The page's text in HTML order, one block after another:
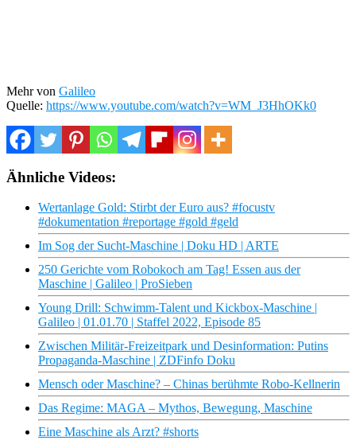
Mehr von Galileo
Quelle: https://www.youtube.com/watch?v=WM_J3HhOKk0
Ähnliche Videos:
Wertanlage Gold: Stirbt der Euro aus? #focustv
#dokumentation #reportage #gold #geld
Im Sog der Sucht-Maschine | Doku HD | ARTE
250 Gerichte vom Robokoch am Tag! Essen aus der
Maschine | Galileo | ProSieben
Young Drill: Schwimm-Talent und Kickbox-Maschine |
Galileo | 01.01.70 | Staffel 2022, Episode 85
Zwischen Militär-Freizeitpark und Desinformation: Putins
Propaganda-Maschine | ZDFinfo Doku
Mensch oder Maschine? – Chinas berühmte Robo-Kellnerin
Das Regime: MAGA – Mythos, Bewegung, Maschine
Eine Maschine als Arzt? #shorts